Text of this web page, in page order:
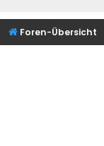
Foren-Übersicht